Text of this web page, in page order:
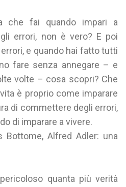
che fai quando impari a
errori, non è vero? E poi
e quando hai fatto tutti
fare senza annegare – e
volte – cosa scopri? Che
è proprio come imparare
di commettere degli errori,
di imparare a vivere.
Bottome, Alfred Adler: una
quanta più verità